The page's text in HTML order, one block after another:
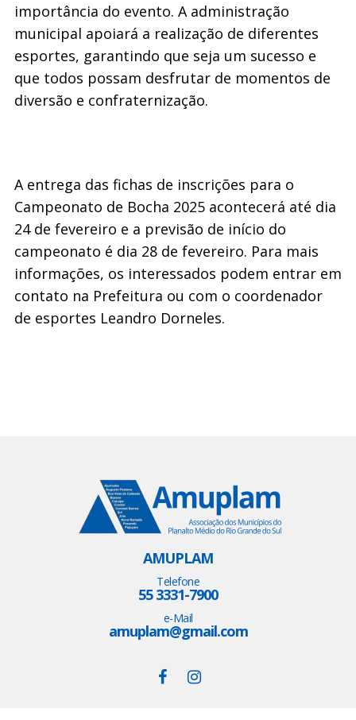
importância do evento. A administração
municipal apoiará a realização de diferentes
esportes, garantindo que seja um sucesso e
que todos possam desfrutar de momentos de
diversão e confraternização.
A entrega das fichas de inscrições para o
Campeonato de Bocha 2025 acontecerá até dia
24 de fevereiro e a previsão de início do
campeonato é dia 28 de fevereiro. Para mais
informações, os interessados podem entrar em
contato na Prefeitura ou com o coordenador
de esportes Leandro Dorneles.
AMUPLAM
Telefone
55 3331-7900
e-Mail
amuplam@gmail.com